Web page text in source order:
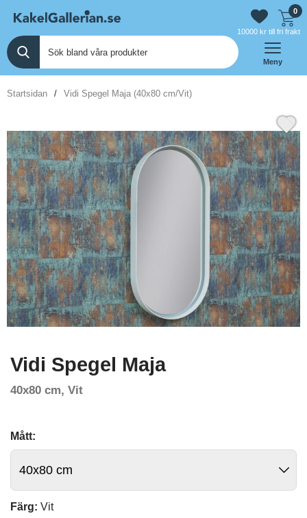
0
10000 kr till fri frakt
Meny
Startsidan Vidi Spegel Maja (40x80 cm/Vit)
Vidi Spegel Maja
40x80 cm, Vit
Mått:
Färg: Vit